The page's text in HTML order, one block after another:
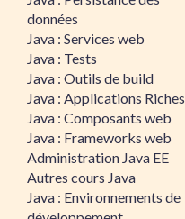
données
Java : Services web
Java : Tests
Java : Outils de build
Java : Applications Riches
Java : Composants web
Java : Frameworks web
Administration Java EE
Autres cours Java
Java : Environnements de